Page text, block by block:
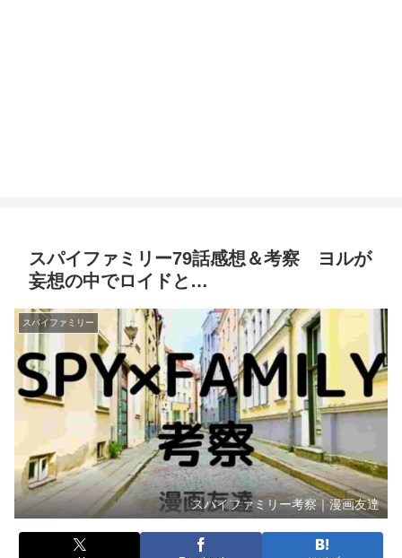
スパイファミリー79話感想＆考察 ヨルが
妄想の中でロイドと…
スパイファミリー
スパイファミリー考察｜漫画友達